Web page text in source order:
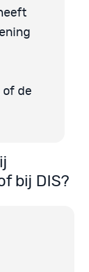
of de
bij DIS?